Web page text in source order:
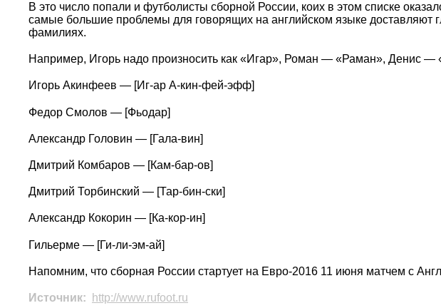
В это число попали и футболисты сборной России, коих в этом списке
самые большие проблемы для говорящих на английском языке доставляют
фамилиях.
Например, Игорь надо произносить как «Игар», Роман — «Раман», Денис —
Игорь Акинфеев — [Иг-ар А-кин-фей-эфф]
Федор Смолов — [Фьодар]
Александр Головин — [Гала-вин]
Дмитрий Комбаров — [Кам-бар-ов]
Дмитрий Торбинский — [Тар-бин-ски]
Александр Кокорин — [Ка-кор-ин]
Гильерме — [Ги-ли-эм-ай]
Напомним, что сборная России стартует на Евро-2016 11 июня матчем с
Источник: http://www.rufoot.ru